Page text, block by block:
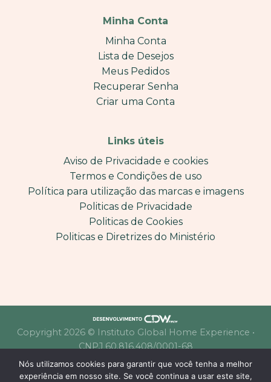
Minha Conta
Minha Conta
Lista de Desejos
Meus Pedidos
Recuperar Senha
Criar uma Conta
Links úteis
Aviso de Privacidade e cookies
Termos e Condições de uso
Política para utilização das marcas e imagens
Politicas de Privacidade
Politicas de Cookies
Politicas e Diretrizes do Ministério
Copyright 2026 © Instituto Global Home Experience •
CNPJ 60.816.408/0001-68
Nós utilizamos cookies para garantir que você tenha a melhor
experiência em nosso site. Se você continua a usar este site,